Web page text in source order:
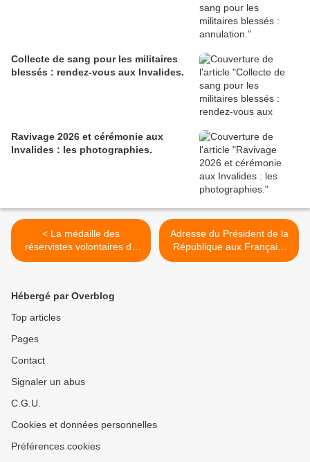
Collecte de sang pour les militaires
blessés : rendez-vous aux Invalides.
Ravivage 2026 et cérémonie aux
Invalides : les photographies.
< La médaille des
réservistes volontaires de
défense et de sécurité
Adresse du Président de la
République aux Français,
au sujet de la guerre en
Hébergé par Overblog
Top articles
Pages
Contact
Signaler un abus
C.G.U.
Cookies et données personnelles
Préférences cookies